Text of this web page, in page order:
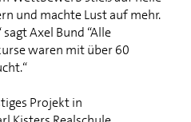
und machte Lust auf mehr.
Axel Bund “Alle
waren mit über 60
Projekt in